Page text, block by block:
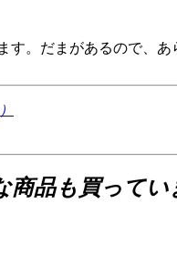
。だまがあるので、あ
商品も買ってい